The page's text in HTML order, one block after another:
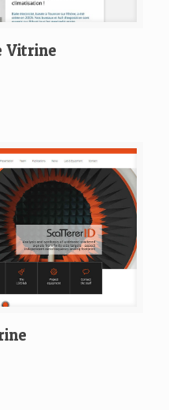
Vitrine